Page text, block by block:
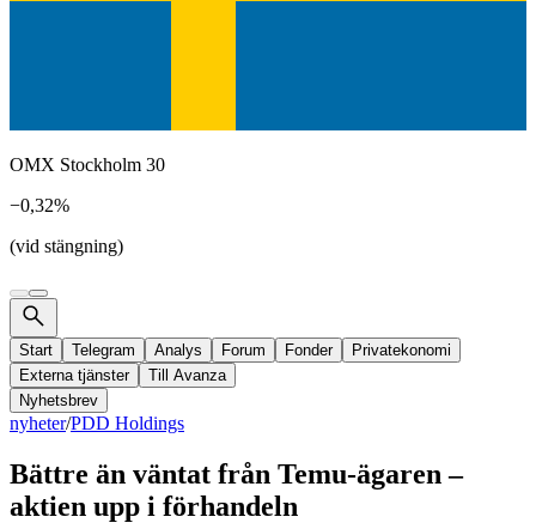
OMX Stockholm 30
−0,32%
(vid stängning)
Start Telegram Analys Forum Fonder
Privatekonomi
Externa tjänster
Till Avanza
Nyhetsbrev
nyheter/PDD Holdings
Bättre än väntat från Temu-ägaren –
aktien upp i förhandeln